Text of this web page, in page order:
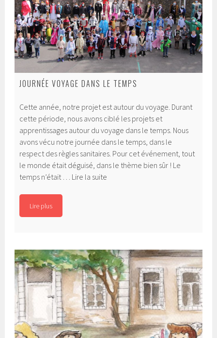
JOURNÉE VOYAGE DANS LE TEMPS
Cette année, notre projet est autour du voyage. Durant
cette période, nous avons ciblé les projets et
apprentissages autour du voyage dans le temps. Nous
avons vécu notre journée dans le temps, dans le
respect des règles sanitaires. Pour cet événement, tout
le monde était déguisé, dans le thème bien sûr ! Le
temps n’était … Lire la suite
Lire plus